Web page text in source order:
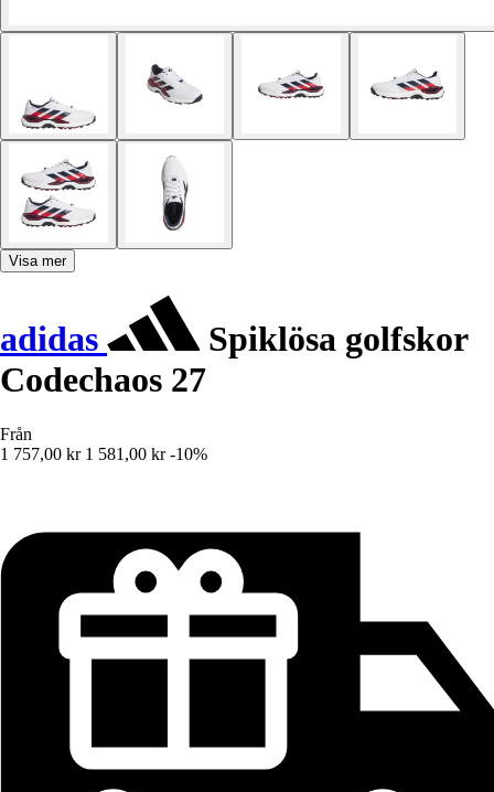
Visa mer
adidas
Spiklösa golfskor
Codechaos 27
Från
1 757,00 kr 1 581,00 kr -10%